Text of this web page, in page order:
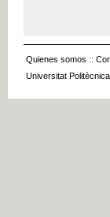
Quienes somos ::
Universitat